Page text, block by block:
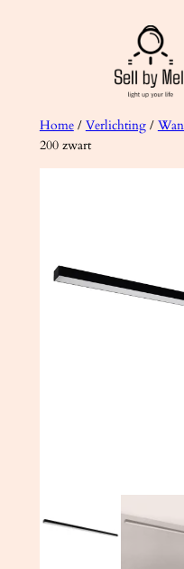
Home/ Verlichting/
200 zwart